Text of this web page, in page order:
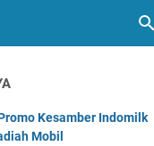
Kesamber Indomilk
Mobil